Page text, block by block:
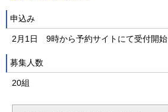
申込み
2月1日 9時から予約サイトにて受付開始
募集人数
20組